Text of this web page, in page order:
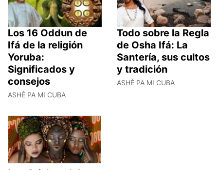
Los 16 Oddun de
Ifá de la religión
Yoruba:
Significados y
consejos
ASHÉ PA MI CUBA
Todo sobre la Regla
de Osha Ifá: La
Santería, sus cultos
y tradición
ASHÉ PA MI CUBA